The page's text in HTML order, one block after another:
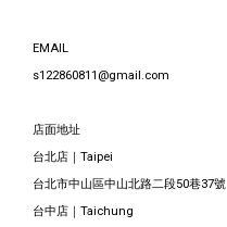
EMAIL
s122860811@gmail.com
店面地址
台北店｜Taipei
台北市中山區中山北路二段50巷37號
台中店｜Taichung